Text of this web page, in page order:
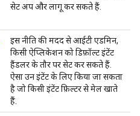
सेट अप और लागू कर सकते हैं.
इस नीति की मदद से आईटी एडमिन,
किसी ऐप्लिकेशन को डिफ़ॉल्ट इंटेंट
हैंडलर के तौर पर सेट कर सकते हैं.
ऐसा उन इंटेंट के लिए किया जा सकता
है जो किसी इंटेंट फ़िल्टर से मेल खाते
हैं.